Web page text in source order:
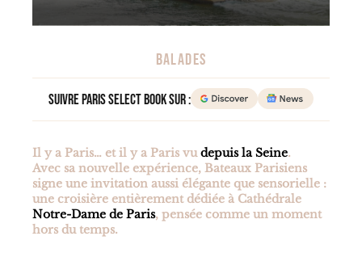
BALADES
Suivre Paris Select Book sur :
Il y a Paris… et il y a Paris vudepuis la Seine.
Avec sa nouvelle expérience, Bateaux Parisiens
signe une invitation aussi élégante que sensorielle :
une croisière entièrement dédiée à Cathédrale
Notre-Dame de Paris, pensée comme un moment
hors du temps.